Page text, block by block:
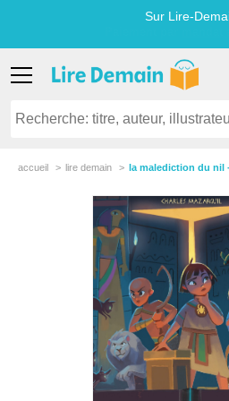
Sur Lire-
accueil lire demain la malediction du nil